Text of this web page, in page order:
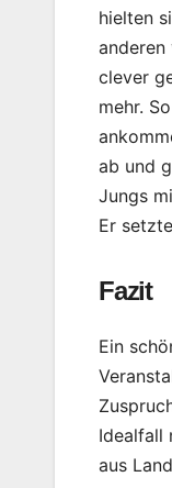
hielten
clever
mehr.
ab und
Jungs
Er
Fazit
Ein
Idealfall
aus